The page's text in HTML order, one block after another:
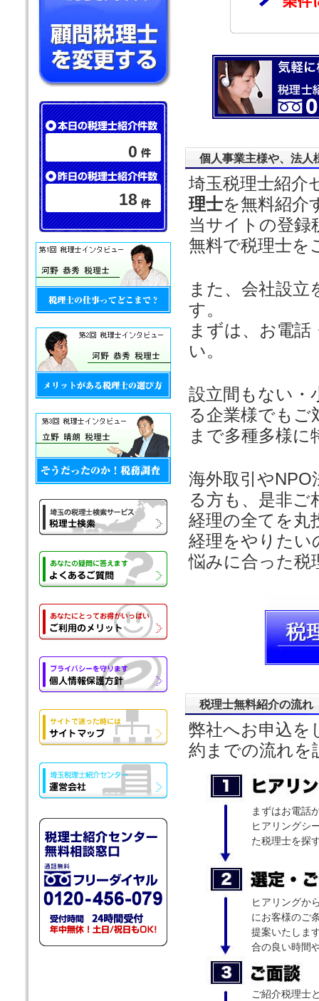
個人事業主様や、法人
埼玉税理士紹介
理士を無料紹介
当サイトの登録
無料で税理士を
また、会社設
す。
まずは、お電
い。
設立間もない・
る企業様でもご
まで多種多様
海外取引や
る方も、是非ご
経理の全てを丸
経理をやりたい
悩みに合った税
税理士無料紹介の流れ
弊社へお申込を
約までの流れを
まずはお電話
ヒアリングシ
た税理士を探
ヒアリングか
にお客様のご
提案いたしま
合の良い時間
ご紹介税理士
0
18